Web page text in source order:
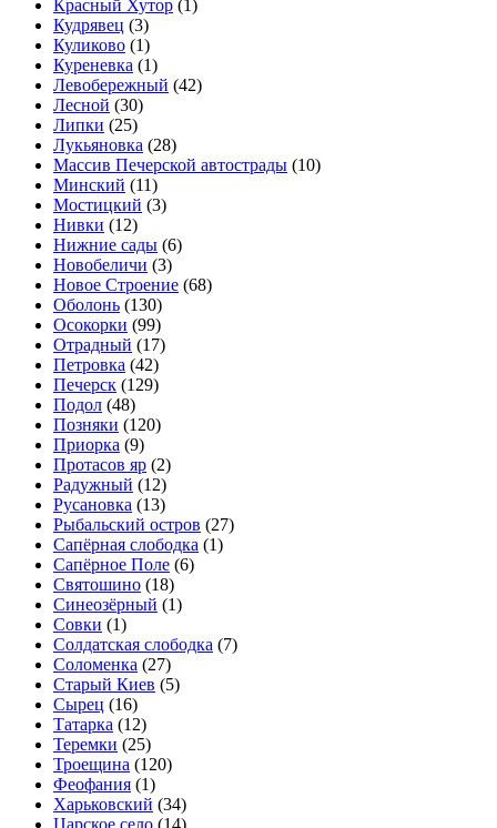
Красный Хутор (1)
Кудрявец (3)
Куликово (1)
Куреневка (1)
Левобережный (42)
Лесной (30)
Липки (25)
Лукьяновка (28)
Массив Печерской автострады (10)
Минский (11)
Мостицкий (3)
Нивки (12)
Нижние сады (6)
Новобеличи (3)
Новое Строение (68)
Оболонь (130)
Осокорки (99)
Отрадный (17)
Петровка (42)
Печерск (129)
Подол (48)
Позняки (120)
Приорка (9)
Протасов яр (2)
Радужный (12)
Русановка (13)
Рыбальский остров (27)
Сапёрная слободка (1)
Сапёрное Поле (6)
Святошино (18)
Синеозёрный (1)
Совки (1)
Солдатская слободка (7)
Соломенка (27)
Старый Киев (5)
Сырец (16)
Татарка (12)
Теремки (25)
Троещина (120)
Феофания (1)
Харьковский (34)
Царское село (14)